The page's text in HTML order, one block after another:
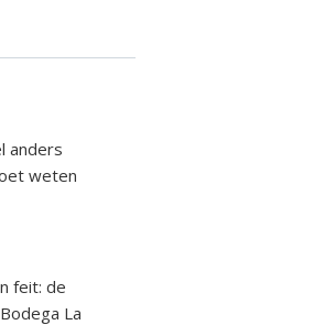
anders
weten
feit: de
La